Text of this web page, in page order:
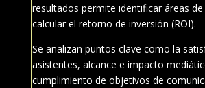
resultados permite identificar áreas
calcular el retorno de inversión (ROI).
Se analizan puntos clave como la
asistentes, alcance e impacto
cumplimiento de objetivos de